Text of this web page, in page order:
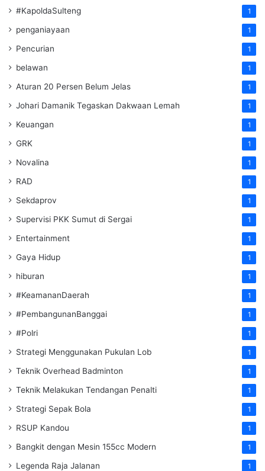
#KapoldaSulteng 1
penganiayaan 1
Pencurian 1
belawan 1
Aturan 20 Persen Belum Jelas 1
Johari Damanik Tegaskan Dakwaan Lemah 1
Keuangan 1
GRK 1
Novalina 1
RAD 1
Sekdaprov 1
Supervisi PKK Sumut di Sergai 1
Entertainment 1
Gaya Hidup 1
hiburan 1
#KeamananDaerah 1
#PembangunanBanggai 1
#Polri 1
Strategi Menggunakan Pukulan Lob 1
Teknik Overhead Badminton 1
Teknik Melakukan Tendangan Penalti 1
Strategi Sepak Bola 1
RSUP Kandou 1
Bangkit dengan Mesin 155cc Modern 1
Legenda Raja Jalanan 1